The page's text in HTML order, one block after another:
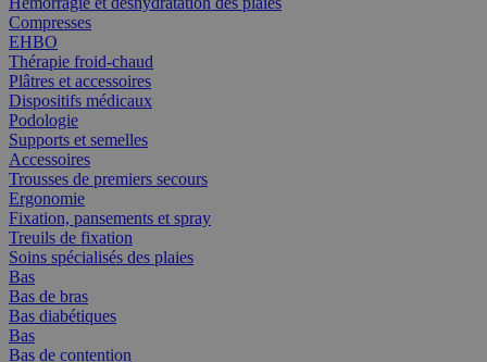
Compresses
EHBO
Thérapie froid-chaud
Plâtres et accessoires
Dispositifs médicaux
Podologie
Supports et semelles
Accessoires
Trousses de premiers secours
Ergonomie
Fixation, pansements et spray
Treuils de fixation
Soins spécialisés des plaies
Bas
Bas de bras
Bas diabétiques
Bas
Bas de contention